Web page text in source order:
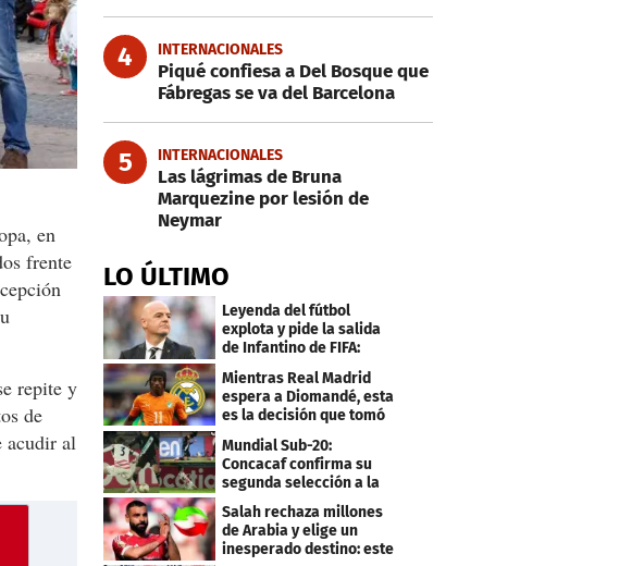
en
frente
repite y
de
acudir al
4 INTERNACIONALES
Piqué confiesa a Del Bosque que
Fábregas se va del Barcelona
5 INTERNACIONALES
Las lágrimas de Bruna
Marquezine por lesión de
Neymar
LO ÚLTIMO
Leyenda del fútbol
explota y pide la salida
de Infantino de FIFA:
"Deshonesto y cobarde"
Mientras Real Madrid
espera a Diomandé, esta
es la decisión que tomó
el jugador
Mundial Sub-20:
Concacaf confirma su
segunda selección a la
Copa del Mundo 2027
Salah rechaza millones
de Arabia y elige un
inesperado destino: este